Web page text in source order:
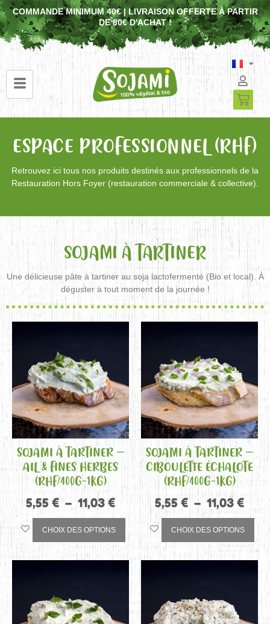
COMMANDE MINIMUM 40€ | LIVRAISON OFFERTE À PARTIR
DE 80€ D'ACHAT !
ESPACE PROFESSIONNEL (RHF)
Retrouvez ici tous nos produits destinés aux professionnels de la
Restauration Hors Foyer (restauration commerciale & collective).
SOJAMI À TARTINER
Une délicieuse pâte à tartiner au soja lactofermenté (Bio et local). À
déguster à tout moment de la journée !
SOJAMI À TARTINER –
AIL & FINES HERBES
(RHF/400G-1KG)
5,55 € – 11,03 €
CHOIX DES OPTIONS
SOJAMI À TARTINER –
CIBOULETTE ÉCHALOTE
(RHF/400G-1KG)
5,55 € – 11,03 €
CHOIX DES OPTIONS